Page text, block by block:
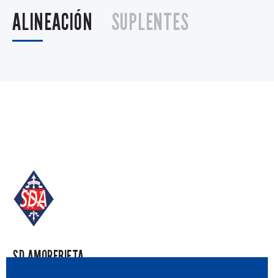
ALINEACIÓN SUPLENTES
SD AMOREBIETA